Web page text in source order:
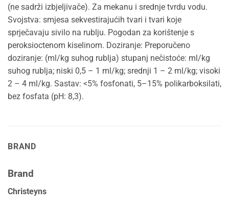
(ne sadrži izbjeljivače). Za mekanu i srednje tvrdu vodu.
Svojstva: smjesa sekvestirajućih tvari i tvari koje
sprječavaju sivilo na rublju. Pogodan za korištenje s
peroksioctenom kiselinom. Doziranje: Preporučeno
doziranje: (ml/kg suhog rublja) stupanj nečistoće: ml/kg
suhog rublja; niski 0,5 – 1 ml/kg; srednji 1 – 2 ml/kg; visoki
2 – 4 ml/kg. Sastav: <5% fosfonati, 5–15% polikarboksilati,
bez fosfata (pH: 8,3).
BRAND
Brand
Christeyns